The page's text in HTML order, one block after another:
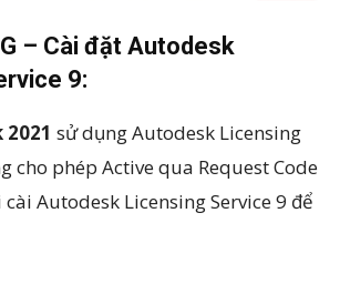
– Cài đặt Autodesk
9:
sử dụng Autodesk Licensing
cho phép Active qua Request Code
Autodesk Licensing Service 9 để